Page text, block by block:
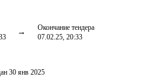
Окончание тендера
07.02.25, 20:33
30 янв 2025